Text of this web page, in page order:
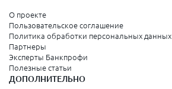
О проекте
Пользовательское соглашение
Политика обработки персональных данных
Партнеры
Эксперты Банкпрофи
Полезные статьи
ДОПОЛНИТЕЛЬНО